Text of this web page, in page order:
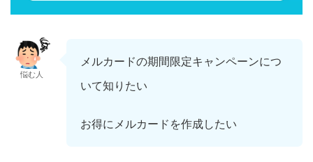
悩む人
メルカードの期間限定キャンペーンにつ
いて知りたい
お得にメルカードを作成したい